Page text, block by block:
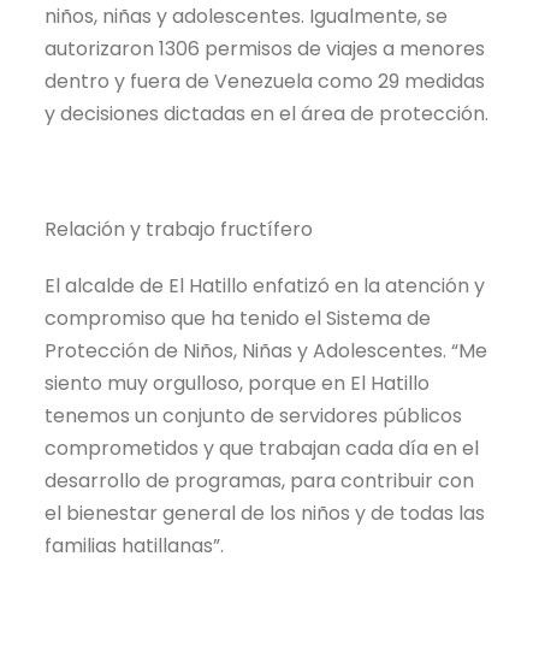
niños, niñas y adolescentes. Igualmente, se
autorizaron 1306 permisos de viajes a menores
dentro y fuera de Venezuela como 29 medidas
y decisiones dictadas en el área de protección.
Relación y trabajo fructífero
El alcalde de El Hatillo enfatizó en la atención y
compromiso que ha tenido el Sistema de
Protección de Niños, Niñas y Adolescentes. “Me
siento muy orgulloso, porque en El Hatillo
tenemos un conjunto de servidores públicos
comprometidos y que trabajan cada día en el
desarrollo de programas, para contribuir con
el bienestar general de los niños y de todas las
familias hatillanas”.